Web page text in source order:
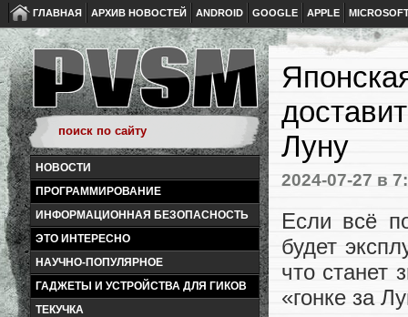
ГЛАВНАЯ АРХИВ НОВОСТЕЙ ANDROID GOOGLE APPLE
НОВОСТИ
ПРОГРАММИРОВАНИЕ
ИНФОРМАЦИОННАЯ БЕЗОПАСНОСТЬ
ЭТО ИНТЕРЕСНО
НАУЧНО-ПОПУЛЯРНОЕ
ГАДЖЕТЫ И УСТРОЙСТВА ДЛЯ ГИКОВ
ТЕКУЧКА
Луну
2024-07-27 в
Если всё
будет
что станет
«гонке за